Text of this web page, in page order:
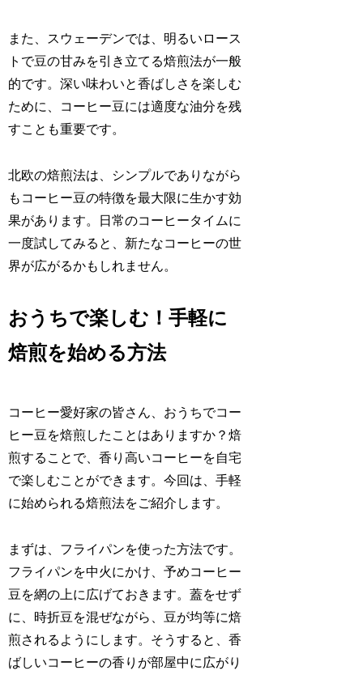
また、スウェーデンでは、明るいロース
トで豆の甘みを引き立てる焙煎法が一般
的です。深い味わいと香ばしさを楽しむ
ために、コーヒー豆には適度な油分を残
すことも重要です。
北欧の焙煎法は、シンプルでありながら
もコーヒー豆の特徴を最大限に生かす効
果があります。日常のコーヒータイムに
一度試してみると、新たなコーヒーの世
界が広がるかもしれません。
おうちで楽しむ！手軽に
焙煎を始める方法
コーヒー愛好家の皆さん、おうちでコー
ヒー豆を焙煎したことはありますか？焙
煎することで、香り高いコーヒーを自宅
で楽しむことができます。今回は、手軽
に始められる焙煎法をご紹介します。
まずは、フライパンを使った方法です。
フライパンを中火にかけ、予めコーヒー
豆を網の上に広げておきます。蓋をせず
に、時折豆を混ぜながら、豆が均等に焙
煎されるようにします。そうすると、香
ばしいコーヒーの香りが部屋中に広がり